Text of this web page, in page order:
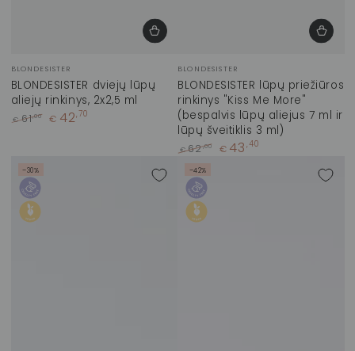
Prekinis
ženklas:
BLONDESISTER
BLONDESISTER dviejų lūpų
aliejų rinkinys, 2x2,5 ml
€ 61,00 € 42,70
Prekinis
ženklas:
BLONDESISTER
BLONDESISTER lūpų priežiūros
rinkinys "Kiss Me More"
(bespalvis lūpų aliejus 7 ml ir
lūpų šveitiklis 3 ml)
kaina
€ 62,00 € 43 ,40
–30% –42%